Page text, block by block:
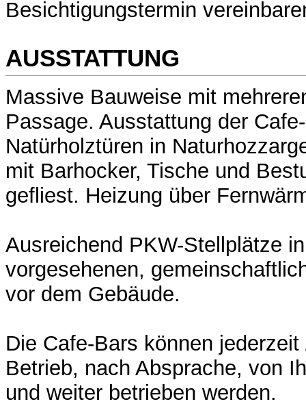
Besichtigungstermin
AUSSTATTUNG
Massive Bauweise mit
Passage. Ausstattung der
Natürholztüren in
mit Barhocker, Tische und
gefliest. Heizung über
Ausreichend PKW-Stellplätze
vorgesehenen,
vor dem Gebäude.
Die Cafe-Bars können
Betrieb, nach Absprache, von
und weiter betrieben werden.